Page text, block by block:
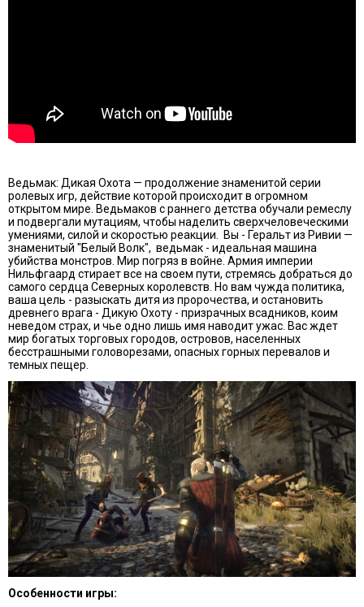
Ведьмак: Дикая Охота — продолжение знаменитой серии
ролевых игр, действие которой происходит в огромном
открытом мире. Ведьмаков с раннего детства обучали ремеслу
и подвергали мутациям, чтобы наделить сверхчеловеческими
умениями, силой и скоростью реакции. Вы - Геральт из Ривии —
знаменитый "Белый Волк", ведьмак - идеальная машина
убийства монстров. Мир погряз в войне. Армия империи
Нильфгаард стирает все на своем пути, стремясь добраться до
самого сердца Северных королевств. Но вам чужда политика,
ваша цель - разыскать дитя из пророчества, и остановить
древнего врага - Дикую Охоту - призрачных всадников, коим
неведом страх, и чье одно лишь имя наводит ужас. Вас ждет
мир богатых торговых городов, островов, населенных
бесстрашными головорезами, опасных горных перевалов и
темных пещер.
Особенности игры: